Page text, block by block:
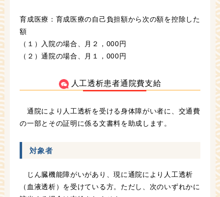
育成医療：育成医療の自己負担額から次の額を控除した
額
（１）入院の場合、月２，000円
（２）通院の場合、月１，000円
人工透析患者通院費支給
通院により人工透析を受ける身体障がい者に、交通費
の一部とその証明に係る文書料を助成します。
対象者
じん臓機能障がいがあり、現に通院により人工透析
（血液透析）を受けている方。ただし、次のいずれかに